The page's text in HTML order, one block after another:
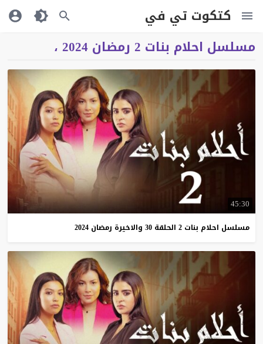
كتكوت تي في
مسلسل احلام بنات 2 رمضان 2024 ،
45:30
مسلسل احلام بنات 2 الحلقة 30 والاخيرة رمضان 2024